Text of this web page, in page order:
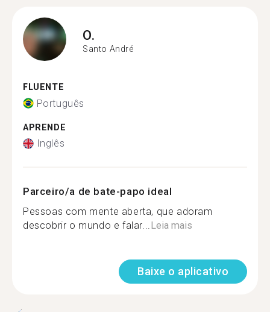
O.
Santo André
FLUENTE
Português
APRENDE
Inglês
Parceiro/a de bate-papo ideal
Pessoas com mente aberta, que adoram
descobrir o mundo e falar...Leia mais
Baixe o aplicativo